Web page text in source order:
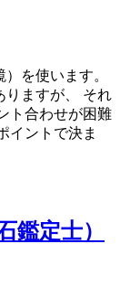
を使います。
りますが、 それ
ト合わせが困難
イントで決ま
鑑定士）